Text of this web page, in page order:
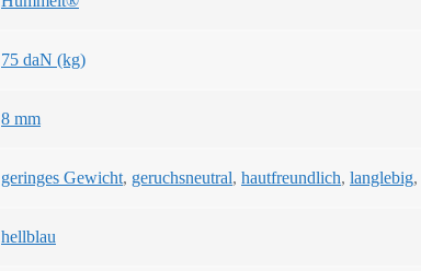
75 daN (kg)
8 mm
geringes Gewicht, geruchsneutral, hautfreundlich, langlebig,
hellblau